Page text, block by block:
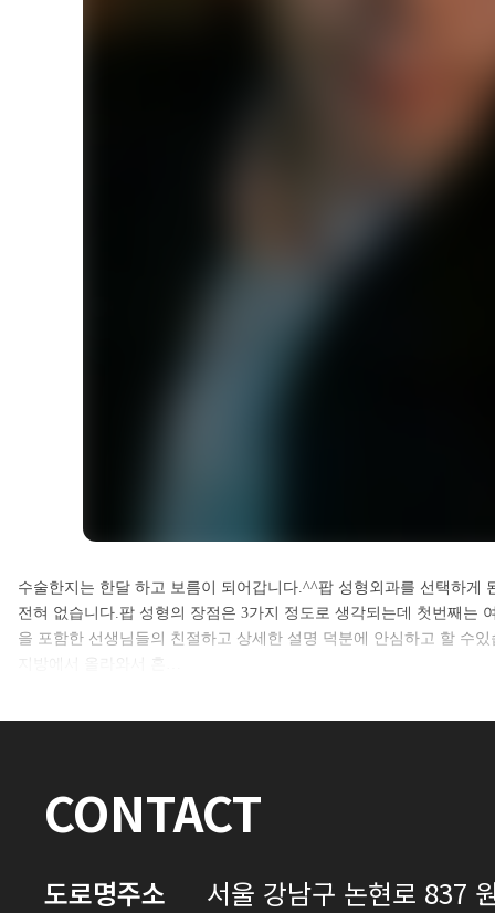
셀카후기 전체 내용은
로그인 후 확인하실 수 있습니다.
수술한지는 한달 하고 보름이 되어갑니다.^^팝 성형외과를 선택하게
전혀 없습니다.팝 성형의 장점은 3가지 정도로 생각되는데 첫번째는
을 포함한 선생님들의 친절하고 상세한 설명 덕분에 안심하고 할 수
CONTACT
도로명주소
서울 강남구 논현로 837